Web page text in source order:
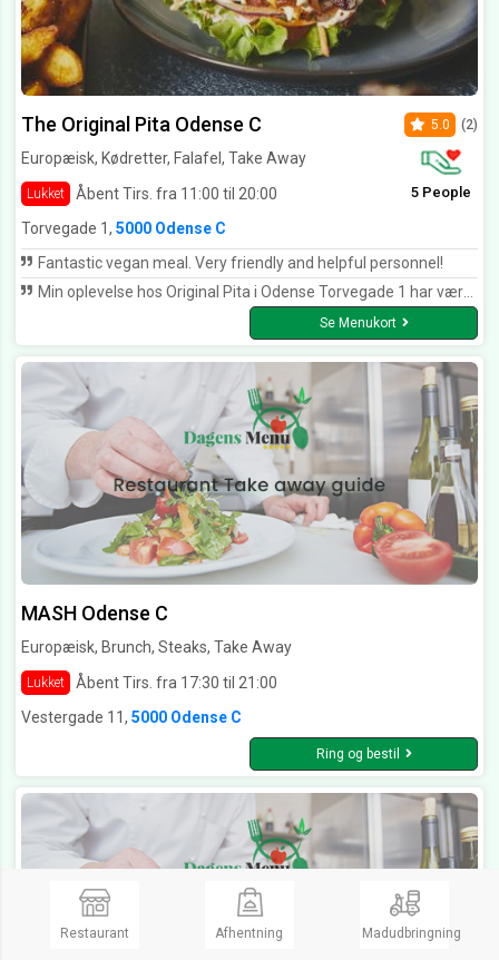
The Original Pita Odense C
Europæisk, Kødretter, Falafel, Take Away
Lukket Åbent Tirs. fra 11:00 til 20:00
5.0 (2)
5 People
Torvegade 1, 5000 Odense C
Fantastic vegan meal. Very friendly and helpful personnel!
Min oplevelse hos Original Pita i Odense Torvegade 1 har været en oplevelse, som jeg længe vil mindes om. Deres marineret kylling smager fantastisk. Især deres hjemmelavet brød og dressinger.
Se Menukort
MASH Odense C
Europæisk, Brunch, Steaks, Take Away
Lukket
Åbent Tirs. fra 17:30 til 21:00
Vestergade 11, 5000 Odense C
Ring og bestil
Restaurant Afhentning Madudbringning